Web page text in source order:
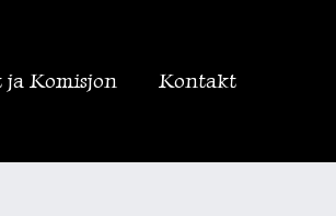
ja Komisjon Kontakt